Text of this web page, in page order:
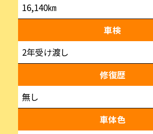
16,140㎞
車検
2年受け渡し
修復歴
無し
車体色